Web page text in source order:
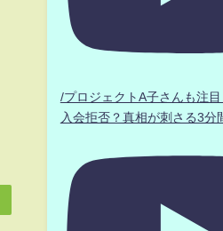
/プロジェクトA子さんも
入会拒否？真相が刺さる3分